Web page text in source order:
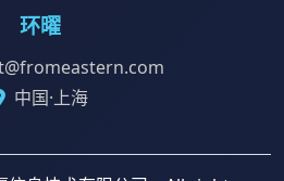
环曜
中国·上海